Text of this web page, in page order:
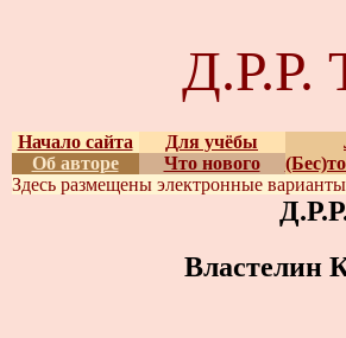
Начало сайта Для учёбы
Об авторе
Что нового
Здесь размещены электронные
Властелин